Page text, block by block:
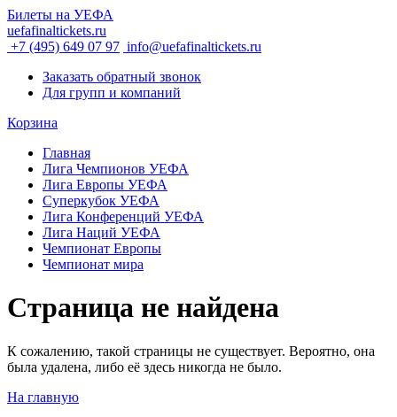
Билеты на УЕФА
uefafinaltickets.ru
+7 (495) 649 07 97 info@uefafinaltickets.ru
Заказать обратный звонок
Для групп и компаний
Корзина
Главная
Лига Чемпионов УЕФА
Лига Европы УЕФА
Суперкубок УЕФА
Лига Конференций УЕФА
Лига Наций УЕФА
Чемпионат Европы
Чемпионат мира
Страница не найдена
К сожалению, такой страницы не существует. Вероятно, она
была удалена, либо её здесь никогда не было.
На главную